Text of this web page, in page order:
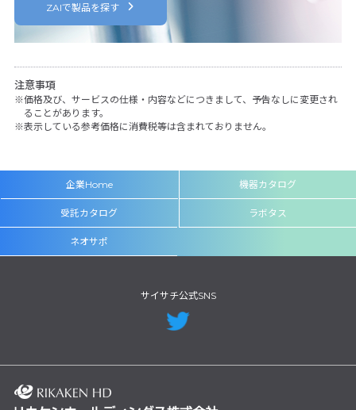
ZAIで製品を探す
注意事項
価格及び、サービスの仕様・内容などにつきまして、予告なしに変更され
ることがあります。
表示している参考価格に消費税等は含まれておりません。
企業Home 機器カタログ
受託カタログ ラボタス
ネオサポ
サイサチ公式SNS